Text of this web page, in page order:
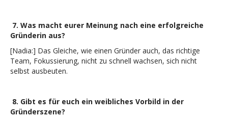
7. Was macht eurer Meinung nach eine erfolgreiche
Gründerin aus?
[Nadia:] Das Gleiche, wie einen Gründer auch, das richtige
Team, Fokussierung, nicht zu schnell wachsen, sich nicht
selbst ausbeuten.
8. Gibt es für euch ein weibliches Vorbild in der
Gründerszene?